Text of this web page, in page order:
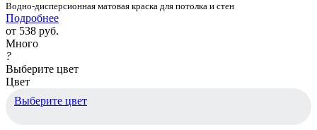
Водно-дисперсионная матовая краска для потолка и стен
Подробнее
от 538 руб.
Много
?
Выберите цвет
Цвет
Выберите цвет